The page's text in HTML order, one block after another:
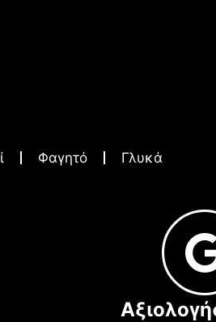
Φαγητό Γλυκά